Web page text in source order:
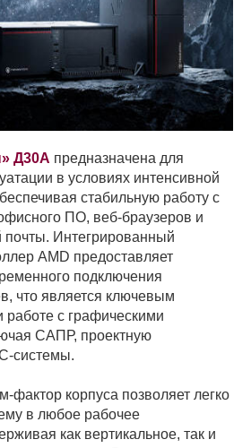
Д30А предназначена для
в условиях интенсивной
стабильную работу с
ПО, веб-браузеров и
почты. Интегрированный
AMD предоставляет
подключения
что является ключевым
с графическими
САПР, проектную
системы.
корпуса позволяет легко
в любое рабочее
как вертикальное, так и